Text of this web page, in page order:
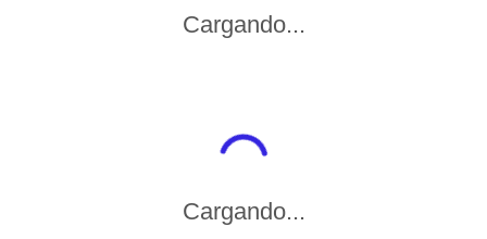
Cargando...
Cargando...